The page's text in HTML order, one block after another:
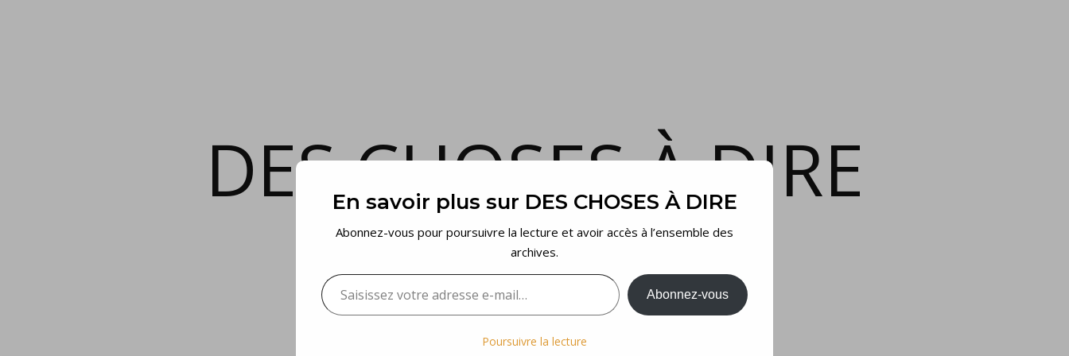
DES CHOSES À DIRE
et voilà…
En savoir plus sur DES CHOSES À DIRE
Abonnez-vous pour poursuivre la lecture et avoir accès à l’ensemble des
archives.
Saisissez votre adresse e-mail…
Abonnez-vous
Poursuivre la lecture